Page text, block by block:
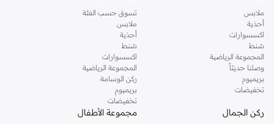
ملابس
أحذية
اكسسوارات
شنط
المجموعة الرياضية
وصلنا حديثاً
بريميوم
تخفيضات
تسوق حسب الفئة
ملابس
أحذية
شنط
اكسسوارات
المجموعة الرياضية
ركن الوسامة
بريميوم
تخفيضات
ركن الجمال مجموعة الأطفال